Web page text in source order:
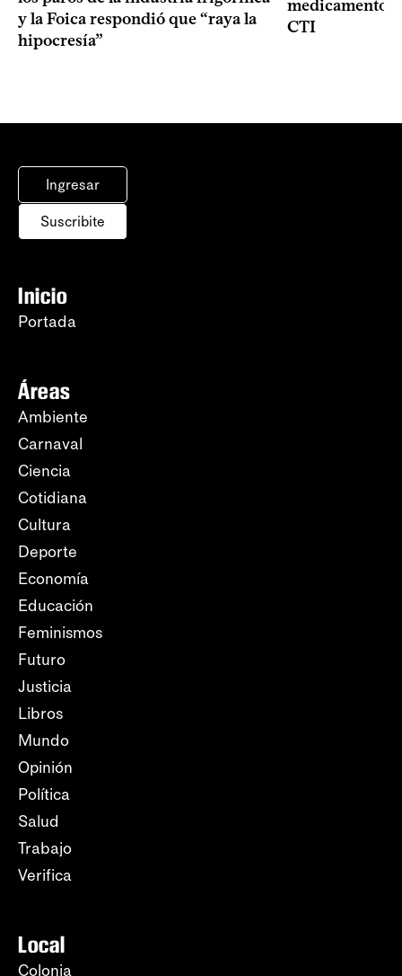
y la Foica respondió que “raya la
hipocresía”
medicamentos
CTI
Ingresar
Suscribite
Inicio
Portada
Áreas
Ambiente
Carnaval
Ciencia
Cotidiana
Cultura
Deporte
Economía
Educación
Feminismos
Futuro
Justicia
Libros
Mundo
Opinión
Política
Salud
Trabajo
Verifica
Local
Colonia